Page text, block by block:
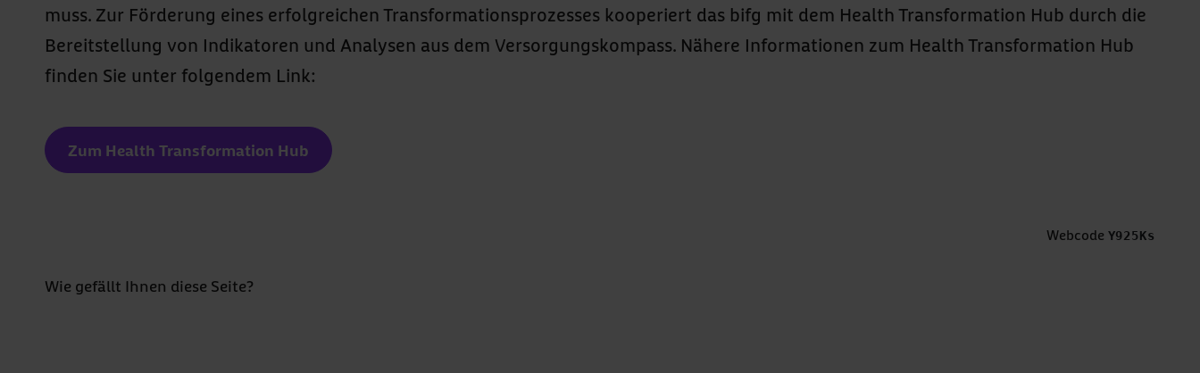
muss. Zur Förderung eines erfolgreichen Transformationsprozesses kooperiert das bifg mit dem Health Transformation Hub durch die
Bereitstellung von Indikatoren und Analysen aus dem Versorgungskompass. Nähere Informationen zum Health Transformation Hub
finden Sie unter folgendem Link:
Zum Health Transformation Hub
Wie gefällt Ihnen diese Seite?
Webcode Y925Ks